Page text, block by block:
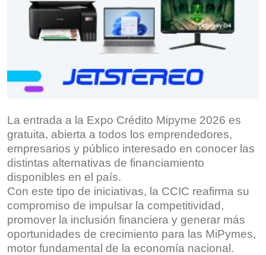
La entrada a la Expo Crédito Mipyme 2026 es
gratuita, abierta a todos los emprendedores,
empresarios y público interesado en conocer las
distintas alternativas de financiamiento
disponibles en el país.
Con este tipo de iniciativas, la CCIC reafirma su
compromiso de impulsar la competitividad,
promover la inclusión financiera y generar más
oportunidades de crecimiento para las MiPymes,
motor fundamental de la economía nacional.